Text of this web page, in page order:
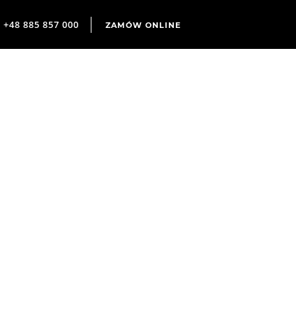
+48 885 857 000 ZAMÓW ONLINE